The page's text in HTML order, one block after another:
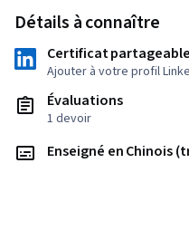
Détails à connaître
Certificat partageable
Ajouter à votre profil
Évaluations
1 devoir
Enseigné en Chinois